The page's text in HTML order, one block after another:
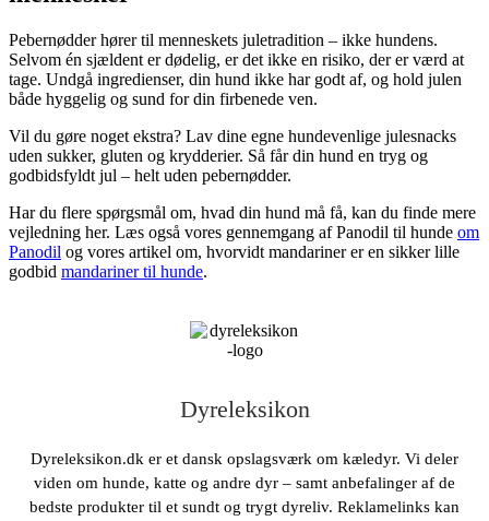
Pebernødder hører til menneskets juletradition – ikke hundens.
Selvom én sjældent er dødelig, er det ikke en risiko, der er værd at
tage. Undgå ingredienser, din hund ikke har godt af, og hold julen
både hyggelig og sund for din firbenede ven.
Vil du gøre noget ekstra? Lav dine egne hundevenlige julesnacks
uden sukker, gluten og krydderier. Så får din hund en tryg og
godbidsfyldt jul – helt uden pebernødder.
Har du flere spørgsmål om, hvad din hund må få, kan du finde mere
vejledning her. Læs også vores gennemgang af Panodil til hunde om
Panodil og vores artikel om, hvorvidt mandariner er en sikker lille
godbid mandariner til hunde.
Dyreleksikon
Dyreleksikon.dk er et dansk opslagsværk om kæledyr. Vi deler
viden om hunde, katte og andre dyr – samt anbefalinger af de
bedste produkter til et sundt og trygt dyreliv. Reklamelinks kan